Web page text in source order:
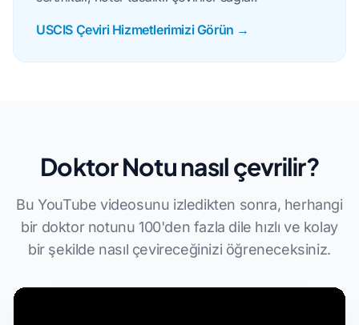
USCIS Çeviri Hizmetlerimizi Görün →
Doktor Notu nasıl çevrilir?
Bu YouTube videosunu izledikten sonra, herhangi
bir doktor notunu 100'den fazla dile hızlı ve kolay
bir şekilde nasıl çevireceğinizi öğreneceksiniz.